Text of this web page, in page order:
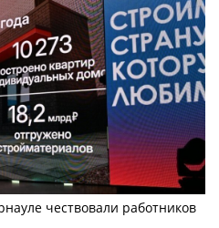
чествовали работников